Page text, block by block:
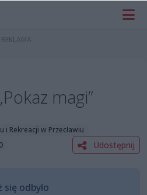
magi”
i Rekreacji w Przecławiu
Udostępnij
odbyło